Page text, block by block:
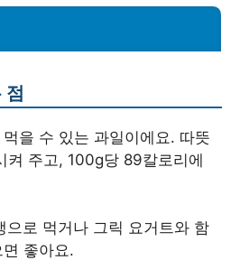
점
을 수 있는 과일이에요. 따뜻
켜 주고, 100g당 89칼로리에
으로 먹거나 그릭 요거트와 함
좋아요.